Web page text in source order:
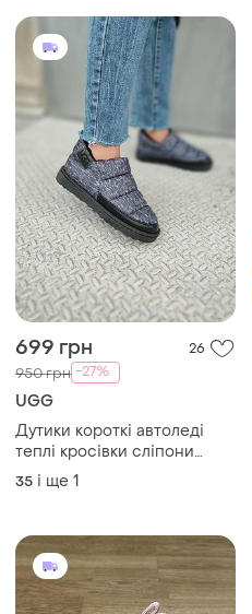
699 грн 26
950 грн -27%
UGG
Дутики короткі автоледі
теплі кросівки сліпони
мокасини на хутрі
35 і ще 1